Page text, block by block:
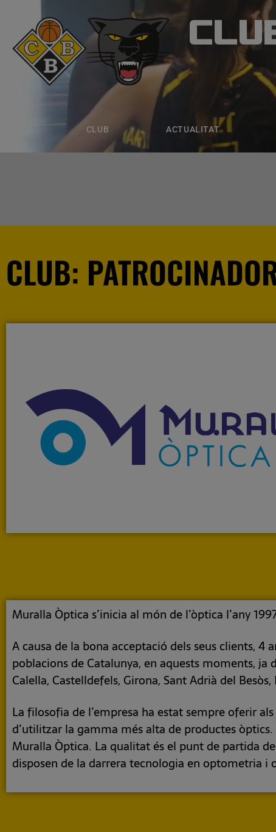
CLUB ACTUALITAT
CLUB
ACTUALITAT
CLUB:
Muralla Òptica s’inicia al món de l’òptica l’any
A causa de la bona acceptació dels seus clients,
poblacions de Catalunya, en aquests moments, ja
Calella, Castelldefels, Girona, Sant Adrià del
La filosofia de l’empresa ha estat sempre oferir
d’utilitzar la gamma més alta de productes
Muralla Òptica. La qualitat és el punt de partida
disposen de la darrera tecnologia en optometria i